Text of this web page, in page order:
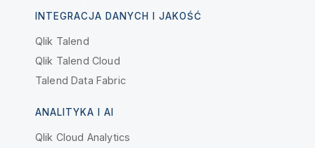
INTEGRACJA DANYCH I JAKOŚĆ
Qlik Talend
Qlik Talend Cloud
Talend Data Fabric
ANALITYKA I AI
Qlik Cloud Analytics